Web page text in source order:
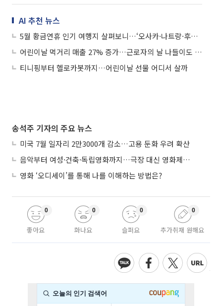
AI 추천 뉴스
5월 황금연휴 인기 여행지 살펴보니…‘오사카·나트랑·후쿠오카’ 톱3
어린이날 먹거리 매출 27% 증가…근로자의 날 나들이도 많아
티니핑부터 헬로카봇까지…어린이날 선물 어디서 살까
송석주 기자의 주요 뉴스
미국 7월 일자리 2만3000개 감소…고용 둔화 우려 확산
음악부터 여성·건축·독립영화까지…극장 대신 영화제로 즐기는 스크린 여행
영화 ‘오디세이’를 통해 나를 이해하는 방법은?
좋아요
0
화나요
0
슬퍼요
0
추가취재 원해요
0